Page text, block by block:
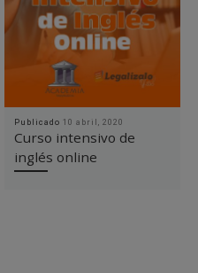
Publicado 10 abril, 2020
Curso intensivo de
inglés online